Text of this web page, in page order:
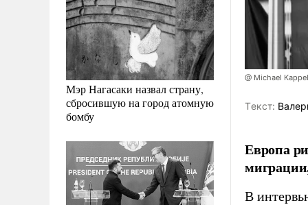
Мэр Нагасаки назвал страну,
сбросившую на город атомную
бомбу
@ Michael
Tекст:
Европа
В